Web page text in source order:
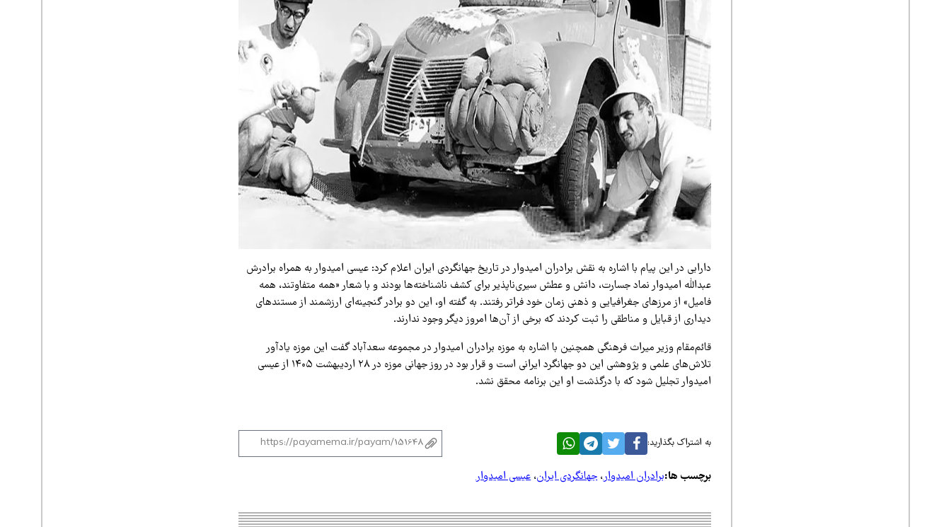
دارابی در این پیام با اشاره به نقش برادران امیدوار در تاریخ جهانگردی ایران اعلام کرد: عیسی امیدوار به همراه برادرش
عبدالله امیدوار نماد جسارت، دانش و عطش سیری‌ناپذیر برای کشف ناشناخته‌ها بودند و با شعار «همه متفاوتند، همه
فامیل» از مرزهای جغرافیایی و ذهنی زمان خود فراتر رفتند. به گفته او، این دو برادر گنجینه‌ای ارزشمند از مستندهای
دیداری از قبایل و مناطقی را ثبت کردند که برخی از آن‌ها امروز دیگر وجود ندارند.
قائم‌مقام وزیر میراث فرهنگی همچنین با اشاره به موزه برادران امیدوار در مجموعه سعدآباد گفت این موزه یادآور
تلاش‌های علمی و پژوهشی این دو جهانگرد ایرانی است و قرار بود در روز جهانی موزه در ۲۸ اردیبهشت ۱۴۰۵ از عیسی
امیدوار تجلیل شود که با درگذشت او این برنامه محقق نشد.
به اشتراک بگذارید:
برچسب ها:برادران امیدوار،جهانگردی ایران،عیسی امیدوار